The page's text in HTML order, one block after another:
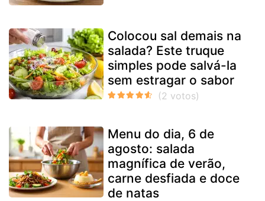
Colocou sal demais na
salada? Este truque
simples pode salvá-la
sem estragar o sabor
Menu do dia, 6 de
agosto: salada
magnífica de verão,
carne desfiada e doce
de natas